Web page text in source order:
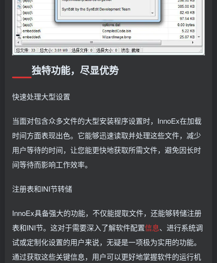
独特功能，尽显优势
快速处理大型设置
当面对包含众多文件的大型安装程序设置时，InnoEx在加载
时间方面表现出色。它能够迅速读取并处理这些文件，减少
用户等待的时间，让您能更快地获取所需文件，避免因长时
间等待而影响工作效率。
注册表和INI节转储
InnoEx具备强大的功能，不仅能提取文件，还能够转储注册
表和INI节。这对于需要深入了解软件配置信息、进行系统调
试或定制化设置的用户来说，无疑是一项极为实用的功能。
通过获取这些关键信息，用户可以更好地掌握软件的运行机